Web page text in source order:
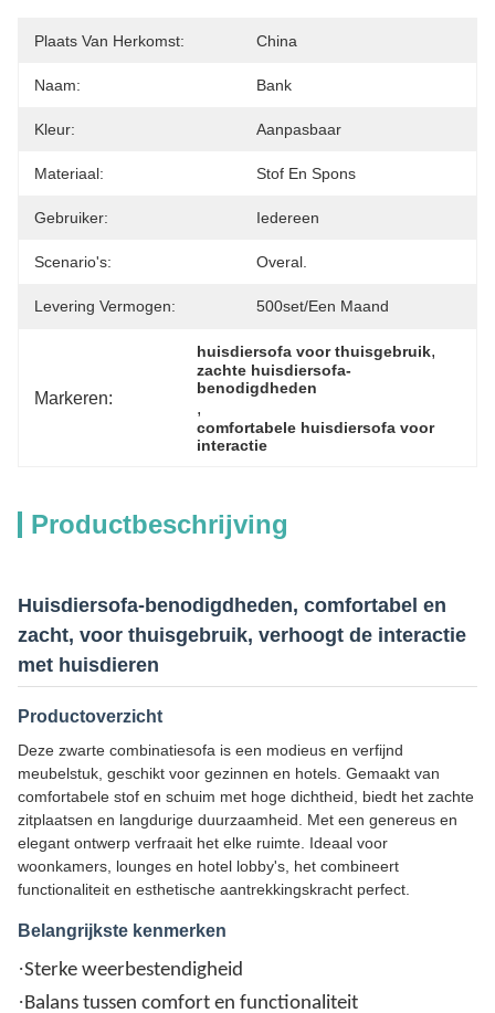
Plaats Van Herkomst: China
Naam: Bank
Kleur: Aanpasbaar
Materiaal: Stof En Spons
Gebruiker: Iedereen
Scenario's: Overal.
Levering Vermogen: 500set/een Maand
Markeren:
huisdiersofa voor thuisgebruik,
zachte huisdiersofa-
benodigdheden
,
comfortabele huisdiersofa voor
interactie
Productbeschrijving
Huisdiersofa-benodigdheden, comfortabel en
zacht, voor thuisgebruik, verhoogt de interactie
met huisdieren
Productoverzicht
Deze zwarte combinatiesofa is een modieus en verfijnd
meubelstuk, geschikt voor gezinnen en hotels. Gemaakt van
comfortabele stof en schuim met hoge dichtheid, biedt het zachte
zitplaatsen en langdurige duurzaamheid. Met een genereus en
elegant ontwerp verfraait het elke ruimte. Ideaal voor
woonkamers, lounges en hotel lobby's, het combineert
functionaliteit en esthetische aantrekkingskracht perfect.
Belangrijkste kenmerken
·Sterke weerbestendigheid
·Balans tussen comfort en functionaliteit